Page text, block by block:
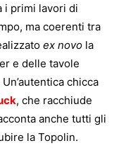
i primi lavori di
ma coerenti tra
ex novo la
e delle tavole
chicca
, che racchiude
anche tutti gli
la Topolin.